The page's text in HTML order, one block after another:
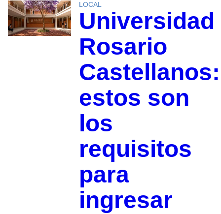
LOCAL
Universidad
Rosario
Castellanos:
estos son
los
requisitos
para
ingresar